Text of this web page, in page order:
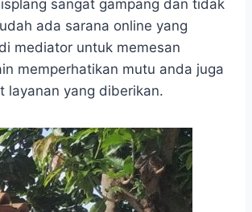
sangat gampang dan tidak
ada sarana online yang
mediator untuk memesan
memperhatikan mutu anda juga
layanan yang diberikan.